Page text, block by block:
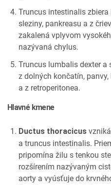
Truncus intestinalis
sleziny, pankreasu a z
zakalená vplyvom
nazývaná chylus.
Truncus lumbalis dexter
z dolných končatín,
a z retroperitonea.
Hlavné kmene
Ductus thoracicus
a truncus intestinalis.
pripomína žilu s tenkou
rozšírením nazývaným
aorty a vyúsťuje do